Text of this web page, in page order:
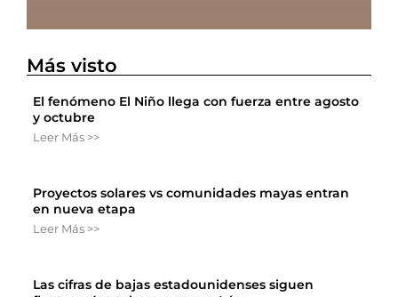
Más visto
El fenómeno El Niño llega con fuerza entre agosto
y octubre
Leer Más >>
Proyectos solares vs comunidades mayas entran
en nueva etapa
Leer Más >>
Las cifras de bajas estadounidenses siguen